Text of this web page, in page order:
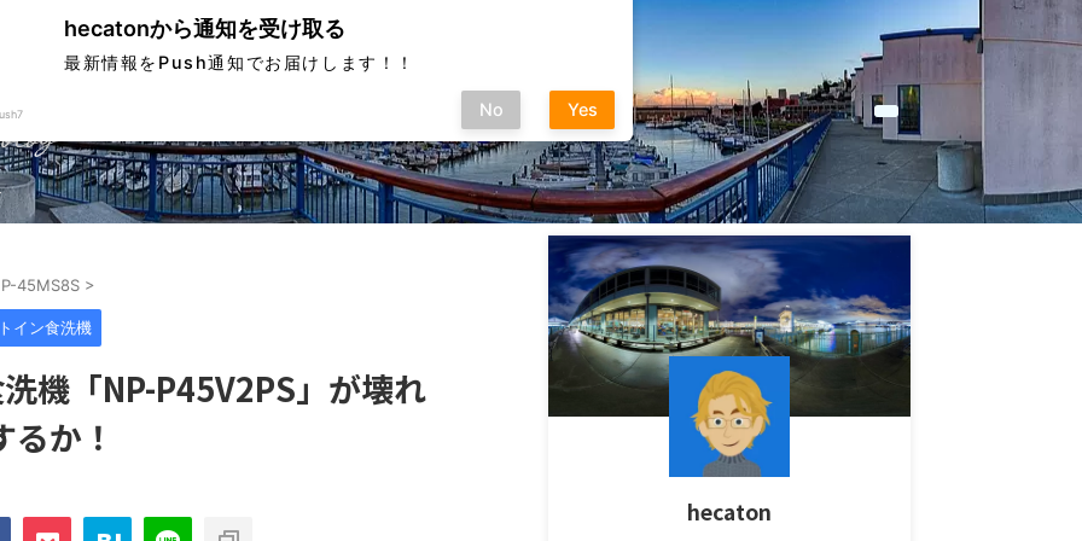
45MS8S >
イン食洗機
機「NP-P45V2PS」が壊れ
か！
hecaton
hecatonから通知を受け取る
最新情報をPush通知でお届けします！！
No Yes